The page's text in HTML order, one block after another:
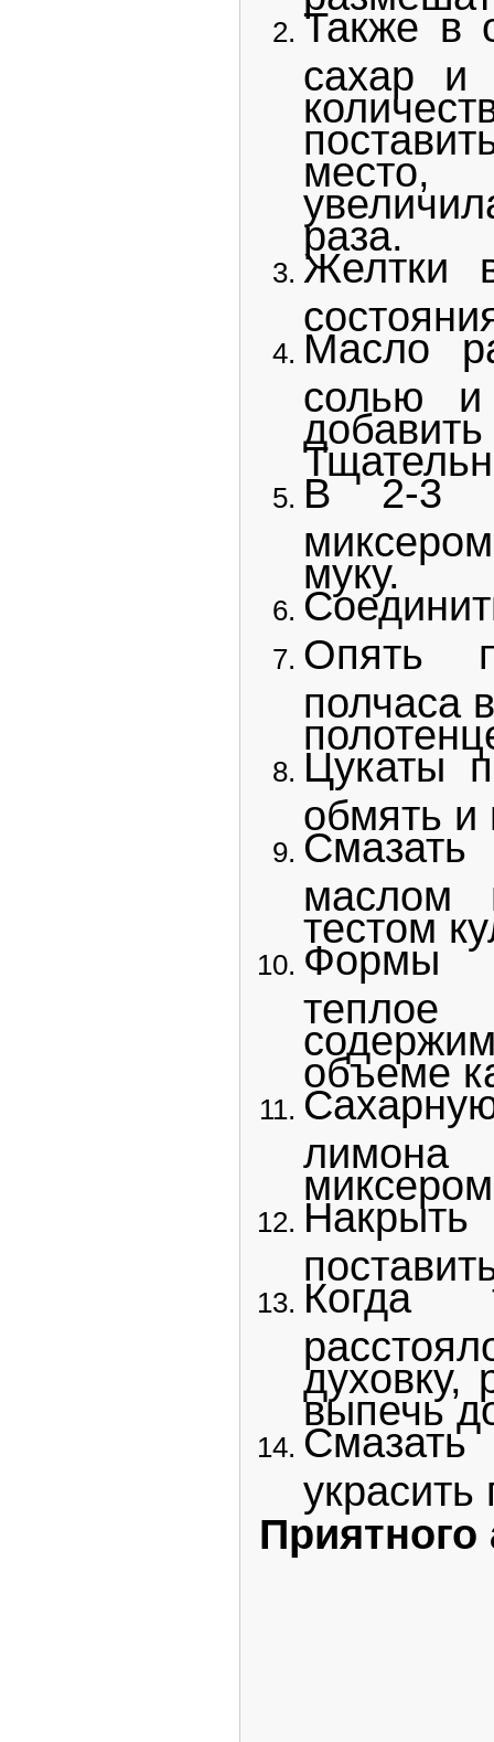
Также в
сахар и
раза.
Желтки
Масло
солью и
В 2-3
муку.
Опять
полчаса
Цукаты
обмять и
маслом
тестом
Формы
объеме
лимона
Когда
духовку,
выпечь
украсить
Приятного